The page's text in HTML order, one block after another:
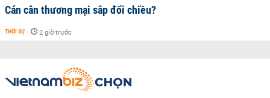
Cán cân thương mại sắp đổi chiều?
THỜI SỰ - 2 giờ trước